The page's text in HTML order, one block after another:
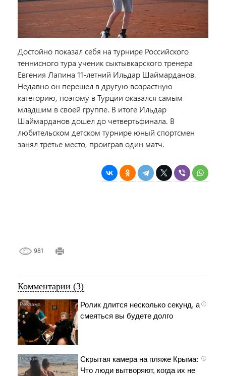
Достойно показал себя на турнире Российского
теннисного тура ученик сыктывкарского тренера
Евгения Лапина 11-летний Ильдар Шаймарданов.
Недавно он перешел в другую возрастную
категорию, поэтому в Турции оказался самым
младшим в своей группе. В итоге Ильдар
Шаймарданов дошел до четвертьфинала. В
любительском детском турнире юный спортсмен
занял третье место, проиграв один матч.
981
Комментарии (3)
i
Ролик длится несколько секунд, а
смеяться вы будете долго
i
Скрытая камера на пляже Крыма:
Что люди вытворяют, когда их не